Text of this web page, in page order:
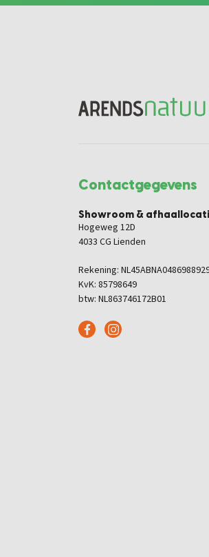
Contactgegevens
Showroom &
Hogeweg 12D
4033 CG Lienden
Rekening:
KvK: 85798649
btw: NL863746172B01